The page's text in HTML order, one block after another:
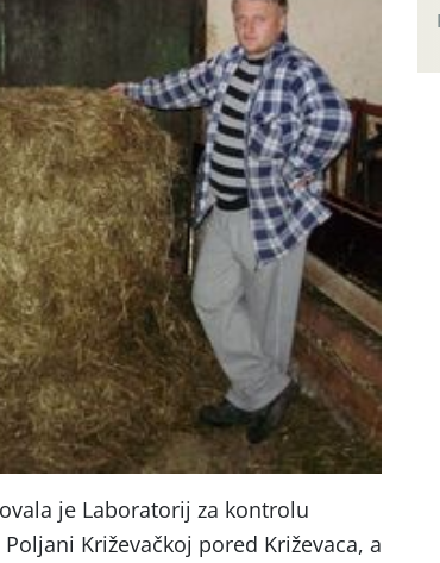
je Laboratorij za kontrolu
Križevačkoj pored Križevaca, a